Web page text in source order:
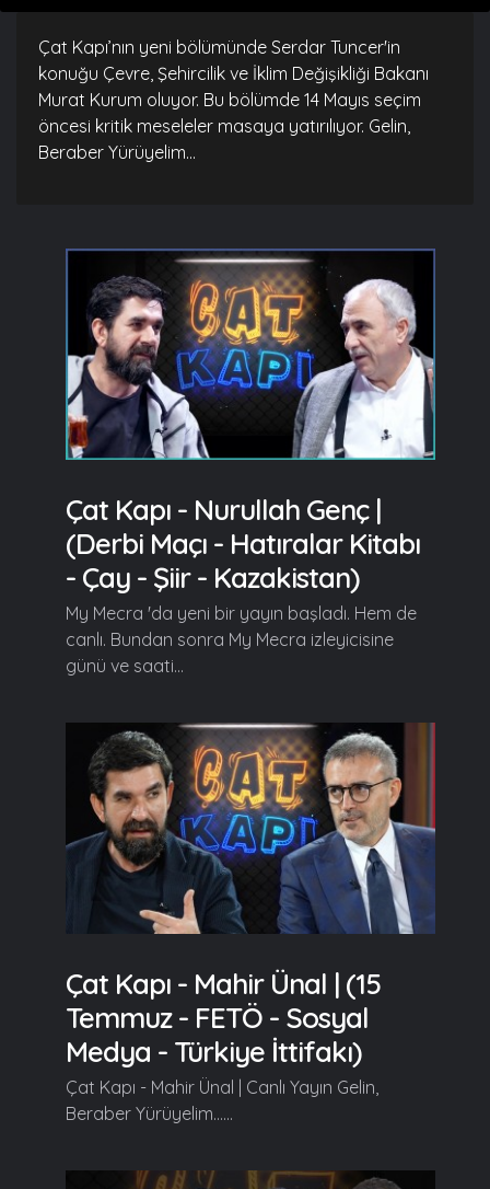
Çat Kapı’nın yeni bölümünde Serdar Tuncer'in
konuğu Çevre, Şehircilik ve İklim Değişikliği Bakanı
Murat Kurum oluyor. Bu bölümde 14 Mayıs seçim
öncesi kritik meseleler masaya yatırılıyor. Gelin,
Beraber Yürüyelim...
Çat Kapı - Nurullah Genç |
(Derbi Maçı - Hatıralar Kitabı
- Çay - Şiir - Kazakistan)
My Mecra 'da yeni bir yayın başladı. Hem de
canlı. Bundan sonra My Mecra izleyicisine
günü ve saati...
Çat Kapı - Mahir Ünal | (15
Temmuz - FETÖ - Sosyal
Medya - Türkiye İttifakı)
Çat Kapı - Mahir Ünal | Canlı Yayın Gelin,
Beraber Yürüyelim......